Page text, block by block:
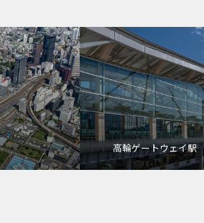
高輪ゲートウェイ駅